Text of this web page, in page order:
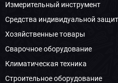
Измерительный инструмент
Средства индивидуальной
Хозяйственные товары
Сварочное оборудование
Климатическая техника
Строительное оборудование